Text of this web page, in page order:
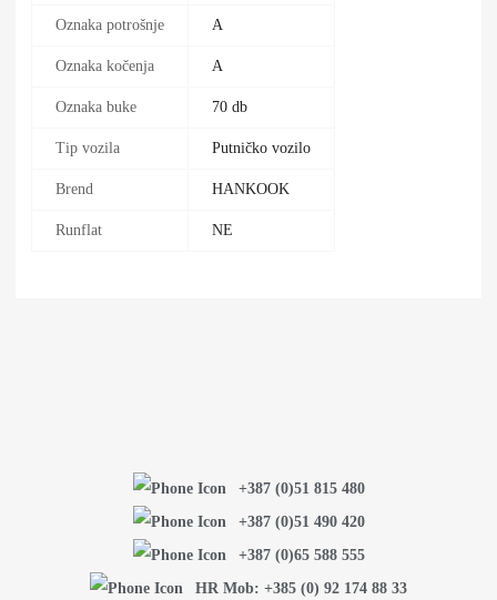
Oznaka potrošnje A
Oznaka kočenja A
Oznaka buke 70 db
Tip vozila Putničko vozilo
Brend HANKOOK
Runflat NE
+387 (0)51 815 480
+387 (0)51 490 420
+387 (0)65 588 555
HR Mob: +385 (0) 92 174 88 33